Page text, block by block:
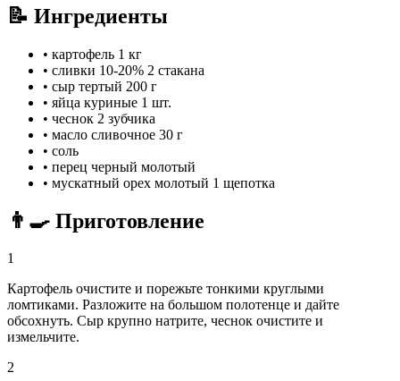
📝 Ингредиенты
• картофель 1 кг
• сливки 10-20% 2 стакана
• сыр тертый 200 г
• яйца куриные 1 шт.
• чеснок 2 зубчика
• масло сливочное 30 г
• соль
• перец черный молотый
• мускатный орех молотый 1 щепотка
👨‍🍳 Приготовление
1
Картофель очистите и порежьте тонкими круглыми
ломтиками. Разложите на большом полотенце и дайте
обсохнуть. Сыр крупно натрите, чеснок очистите и
измельчите.
2